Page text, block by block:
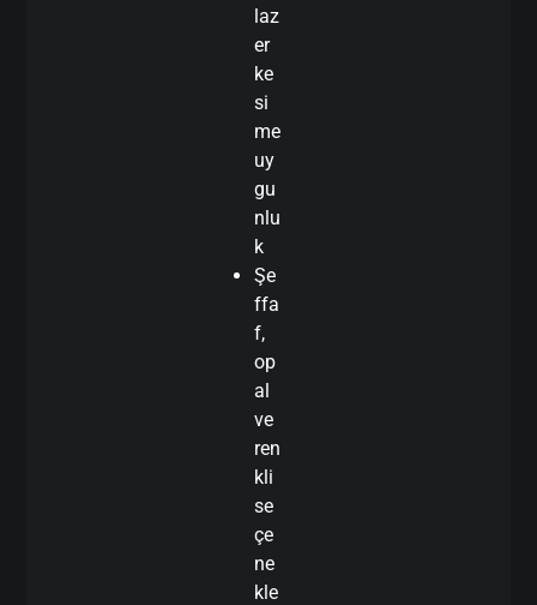
laz
er
ke
si
me
uy
gu
nlu
k
Şe
ffa
f,
op
al
ve
ren
kli
se
çe
ne
kle